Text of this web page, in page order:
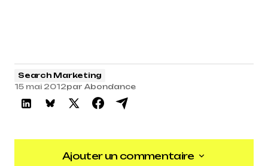
Search Marketing
15 mai 2012par Abondance
Ajouter un commentaire